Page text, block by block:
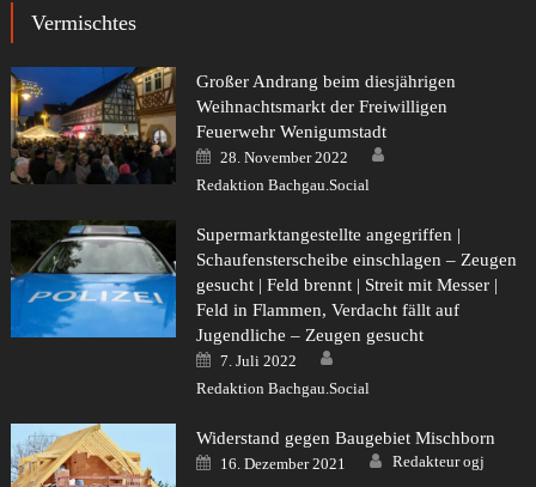
Vermischtes
Großer Andrang beim diesjährigen
Weihnachtsmarkt der Freiwilligen
Feuerwehr Wenigumstadt
Posted
on
28. November 2022
Redaktion Bachgau.Social
Supermarktangestellte angegriffen |
Schaufensterscheibe einschlagen – Zeugen
gesucht | Feld brennt | Streit mit Messer |
Feld in Flammen, Verdacht fällt auf
Jugendliche – Zeugen gesucht
Posted
on
7. Juli 2022
Redaktion Bachgau.Social
Widerstand gegen Baugebiet Mischborn
Posted
on
16. Dezember 2021 Author
Redakteur ogj